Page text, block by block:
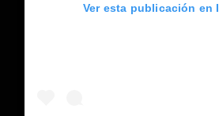
Ver esta publicación en